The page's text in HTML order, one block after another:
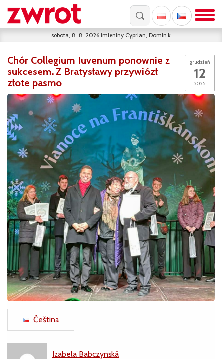
sobota, 8. 8. 2026 imieniny Cyprian, Dominik
grudzień
12
2025
Chór Collegium Iuvenum ponownie z
sukcesem. Z Bratysławy przywiózł
złote pasmo
Čeština
Izabela Babczynská